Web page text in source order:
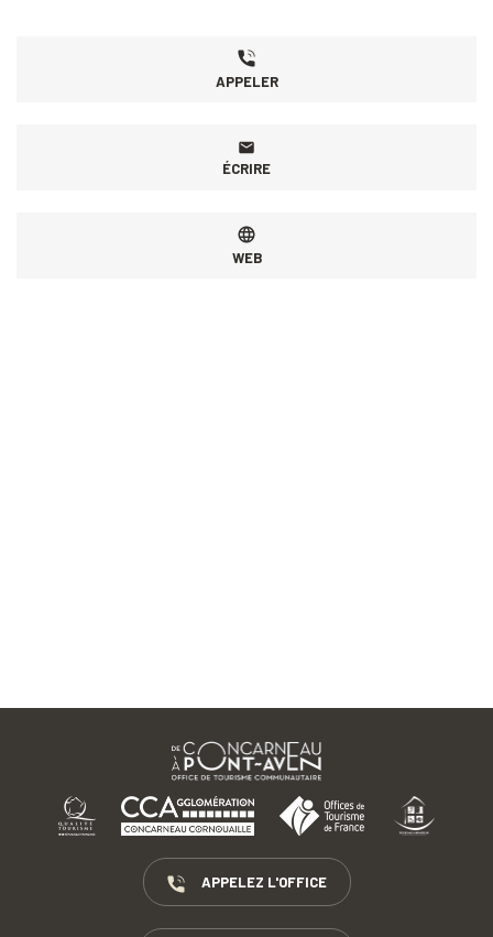
APPELER
ÉCRIRE
WEB
APPELEZ L'OFFICE